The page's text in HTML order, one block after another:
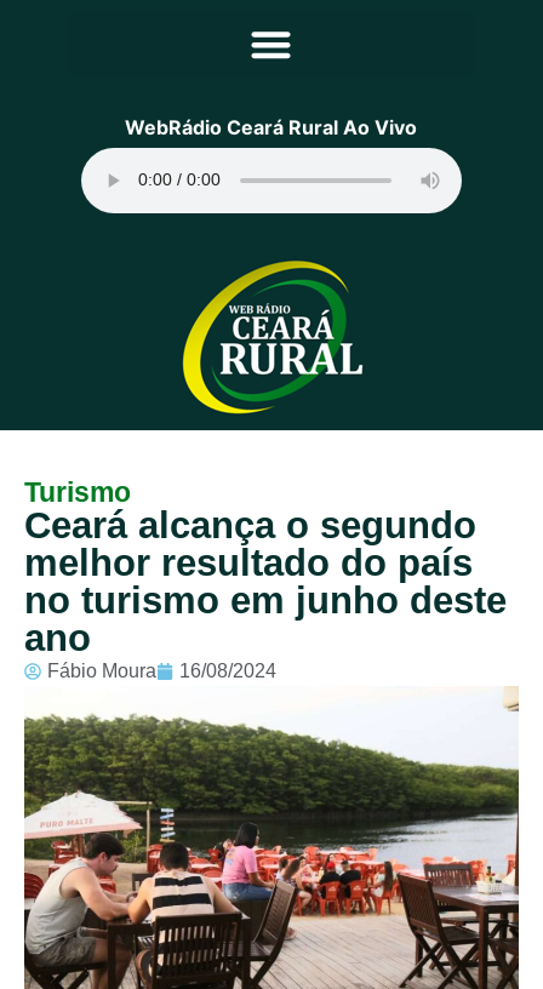
Principal
Programação
Equipe
Contato
Sobre
WebRádio Ceará Rural Ao Vivo
Turismo
Ceará alcança o segundo
melhor resultado do país
no turismo em junho deste
ano
Fábio Moura 16/08/2024